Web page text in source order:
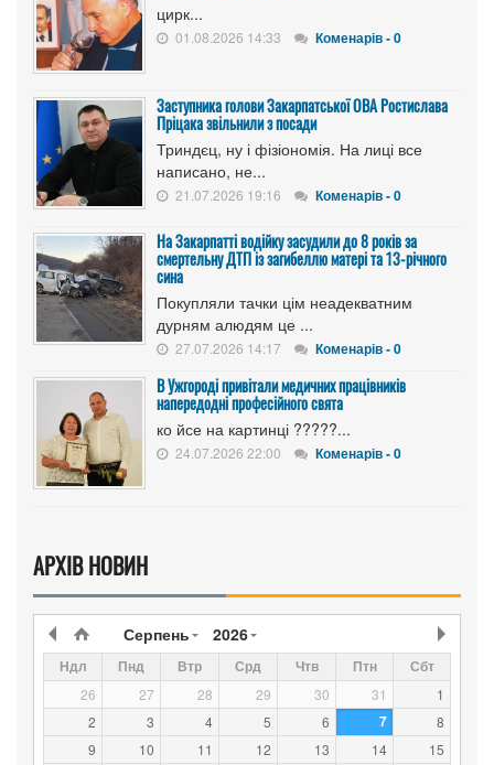
цирк...
01.08.2026 14:33 Коменарів - 0
Заступника голови Закарпатської ОВА Ростислава
Пріцака звільнили з посади
Триндєц, ну і фізіономія. На лиці все
написано, не...
21.07.2026 19:16 Коменарів - 0
На Закарпатті водійку засудили до 8 років за
смертельну ДТП із загибеллю матері та 13-річного
сина
Покупляли тачки цім неадекватним
дурням алюдям це ...
27.07.2026 14:17 Коменарів - 0
В Ужгороді привітали медичних працівників
напередодні професійного свята
ко йсе на картинці ?????...
24.07.2026 22:00 Коменарів - 0
АРХІВ НОВИН
Серпень 2026
Ндл Пнд Втр Срд Чтв Птн Сбт
26 27 28 29 30 31
1
2
3 4 5 6 7
8
9
10 11 12 13 14
15